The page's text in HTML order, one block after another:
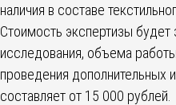
наличия в составе
Стоимость экспертизы будет
исследования, объема
проведения дополнительных
составляет от 15 000 рублей.